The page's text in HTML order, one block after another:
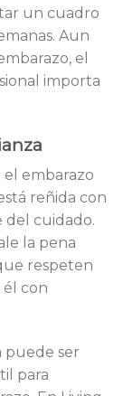
un cuadro
Aun
el
importa
embarazo
reñida con
del cuidado.
la pena
respeten
él con
puede ser
para